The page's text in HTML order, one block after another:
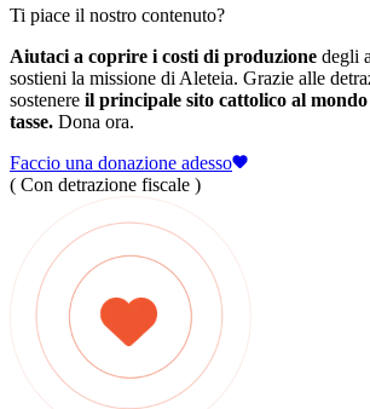
Ti piace il nostro contenuto?
Aiutaci a coprire i costi di produzione degli
sostieni la missione di Aleteia. Grazie alle
sostenere il principale sito cattolico al
tasse. Dona ora.
Faccio una donazione adesso
( Con detrazione fiscale )